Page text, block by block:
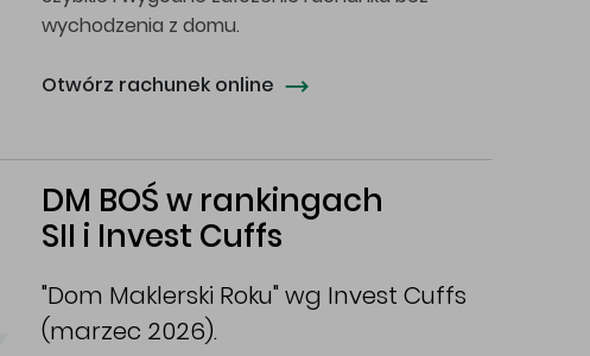
wychodzenia z domu.
Otwórz rachunek online
DM BOŚ w rankingach
SII i Invest Cuffs
"Dom Maklerski Roku" wg Invest Cuffs
(marzec 2026).